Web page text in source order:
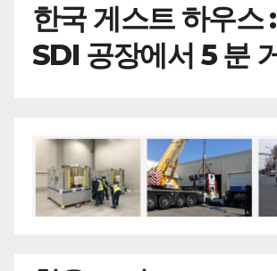
한국 게스트 하우스
SDI 공장에서 5 분